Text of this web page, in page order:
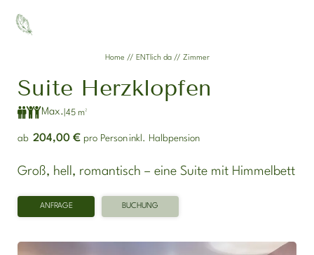
ENTlich da
Zimmer
Gut zu wissen
ENTdecken
Home // ENTlich da // Zimmer
Suite Herzklopfen
Max. 45 m²
ab 204,00 € pro Person inkl. Halbpension
Groß, hell, romantisch – eine Suite mit Himmelbett
ANFRAGE BUCHUNG